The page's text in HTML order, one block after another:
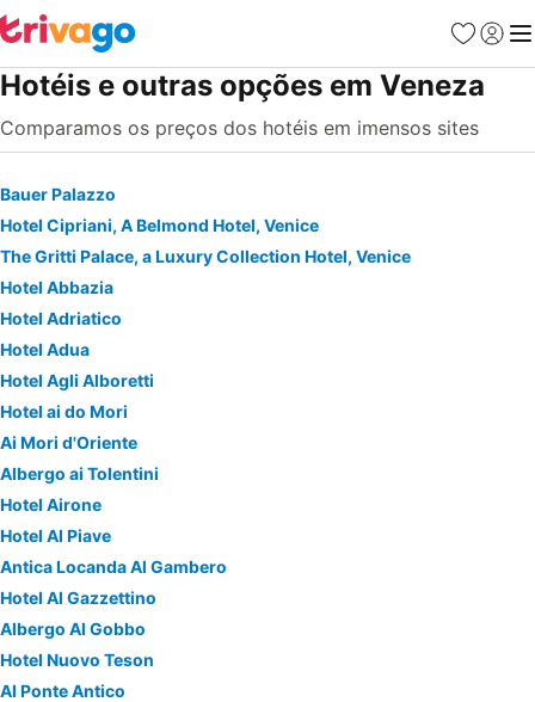
Favoritos
Iniciar
Hotéis e outras opções em Veneza
Comparamos os preços dos hotéis em imensos sites
Bauer Palazzo
Hotel Cipriani, A Belmond Hotel, Venice
The Gritti Palace, a Luxury Collection Hotel, Venice
Hotel Abbazia
Hotel Adriatico
Hotel Adua
Hotel Agli Alboretti
Hotel ai do Mori
Ai Mori d'Oriente
Albergo ai Tolentini
Hotel Airone
Hotel Al Piave
Antica Locanda Al Gambero
Hotel Al Gazzettino
Albergo Al Gobbo
Hotel Nuovo Teson
Al Ponte Antico